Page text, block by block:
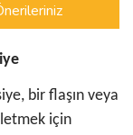
bir flaşın veya
için